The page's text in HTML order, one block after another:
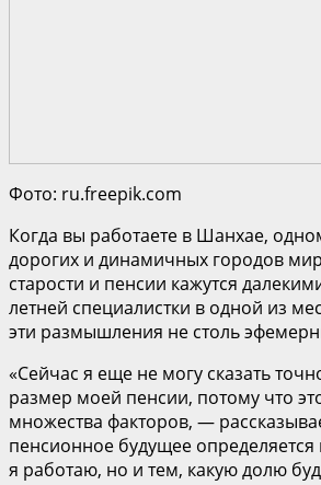
Фото: ru.freepik.com
Когда вы работаете в Шанхае,
дорогих и динамичных городов
старости и пенсии кажутся
летней специалистки в одной из
эти размышления не столь
«Сейчас я еще не могу сказать
размер моей пенсии, потому что
множества факторов, —
пенсионное будущее определяется
я работаю, но и тем, какую долю